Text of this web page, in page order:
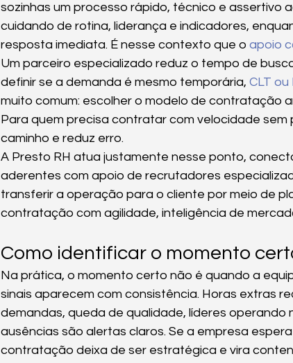
sozinhas um processo rápido, técnico e assertivo
cuidando de rotina, liderança e indicadores,
resposta imediata. É nesse contexto que o apoio
Um parceiro especializado reduz o tempo de
definir se a demanda é mesmo temporária, CLT ou
muito comum: escolher o modelo de contratação
Para quem precisa contratar com velocidade
caminho e reduz erro.
A Presto RH atua justamente nesse ponto,
aderentes com apoio de recrutadores
transferir a operação para o cliente por meio de
contratação com agilidade, inteligência de
Como identificar o momento
Na prática, o momento certo não é quando a
sinais aparecem com consistência. Horas extras
demandas, queda de qualidade, líderes
ausências são alertas claros. Se a empresa
contratação deixa de ser estratégica e vira